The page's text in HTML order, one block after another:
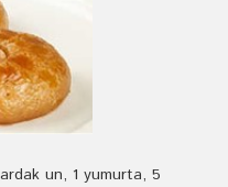
un, 1 yumurta, 5